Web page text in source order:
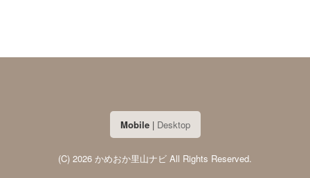
Mobile| Desktop
(C) 2026 かめおか里山ナビ All Rights Reserved.